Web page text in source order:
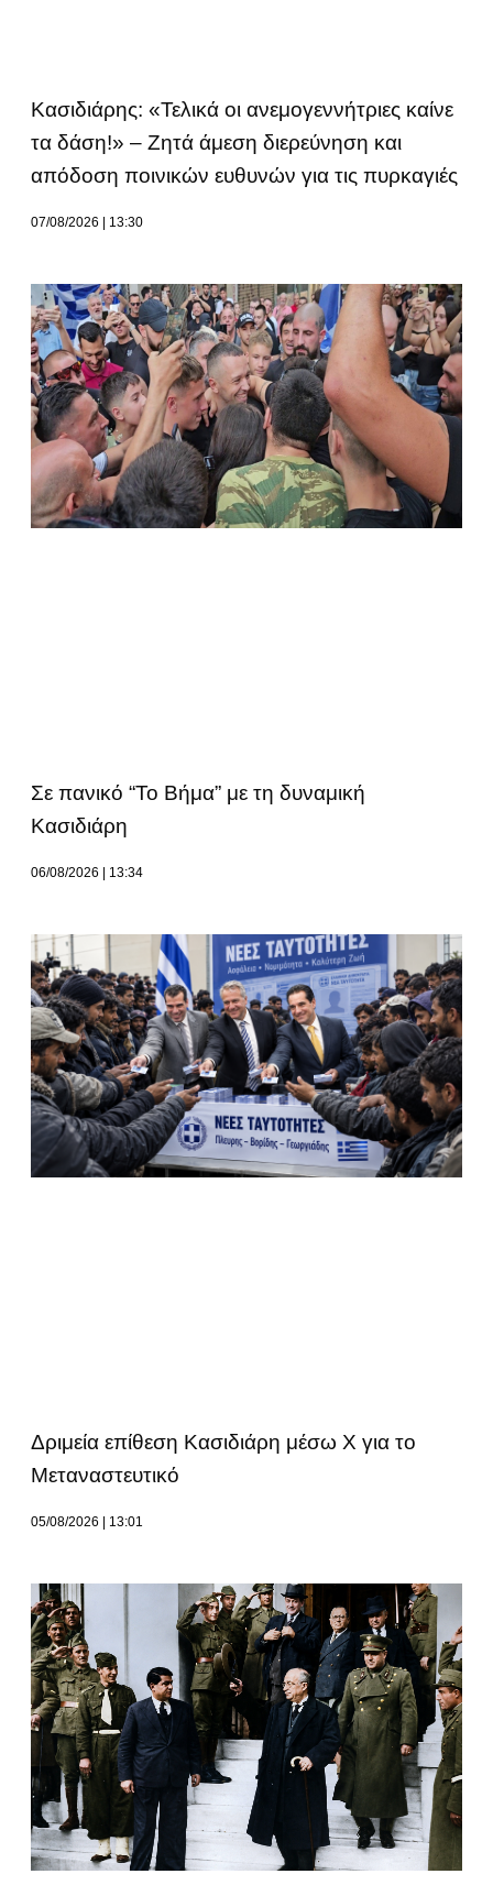
Κασιδιάρης: «Τελικά οι ανεμογεννήτριες καίνε
τα δάση!» – Ζητά άμεση διερεύνηση και
απόδοση ποινικών ευθυνών για τις πυρκαγιές
07/08/2026 13:30
Σε πανικό “Το Βήμα” με τη δυναμική
Κασιδιάρη
06/08/2026 13:34
Δριμεία επίθεση Κασιδιάρη μέσω Χ για το
Μεταναστευτικό
05/08/2026 13:01